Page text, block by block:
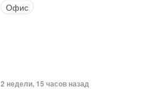
Офис
2 недели, 15 часов назад